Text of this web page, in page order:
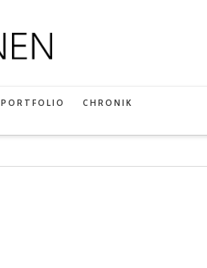
PORTFOLIO CHRONIK